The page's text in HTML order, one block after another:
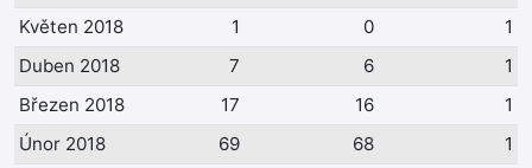
Květen 2018
1 0
1
Duben 2018
7 6
1
Březen 2018
17 16
1
Únor 2018
69 68
1